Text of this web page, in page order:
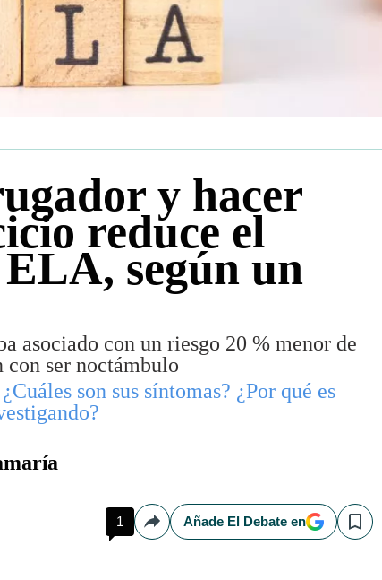
y hacer
reduce el
según un
asociado con un riesgo 20 % menor de
ser noctámbulo
son sus síntomas? ¿Por qué es
1 CompartirAñade El Debate en Save